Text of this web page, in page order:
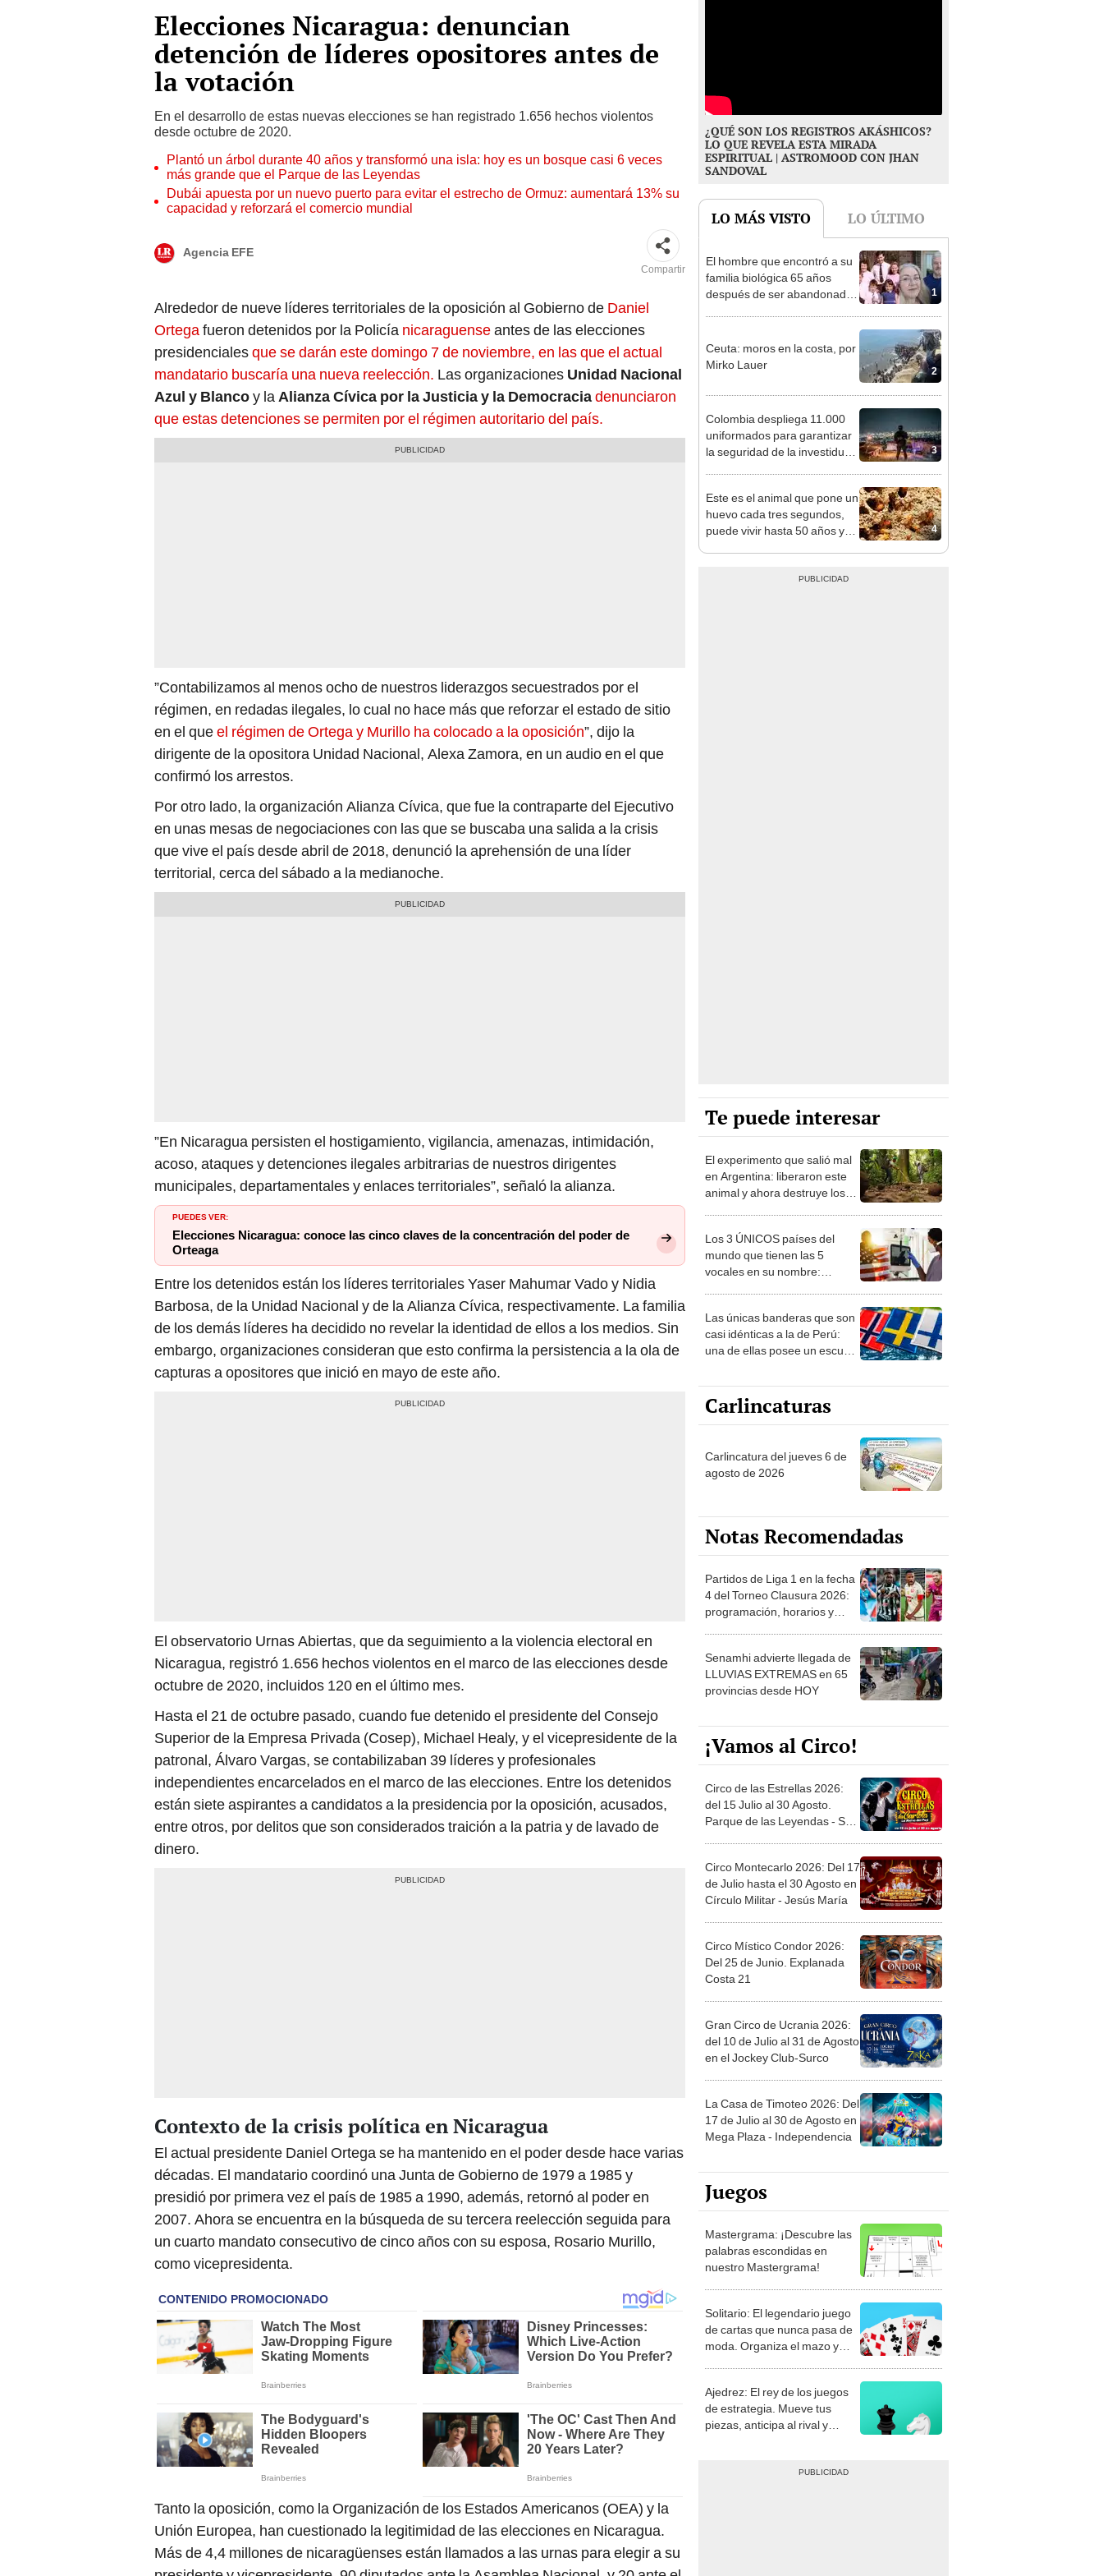
Elecciones Nicaragua: denuncian
detención de líderes opositores antes de
la votación
En el desarrollo de estas nuevas elecciones se han registrado 1.656 hechos violentos
desde octubre de 2020.
Plantó un árbol durante 40 años y transformó una isla: hoy es un bosque casi 6 veces
más grande que el Parque de las Leyendas
Dubái apuesta por un nuevo puerto para evitar el estrecho de Ormuz: aumentará 13% su
capacidad y reforzará el comercio mundial
Agencia EFE
Compartir
Alrededor de nueve líderes territoriales de la oposición al Gobierno de Daniel
Ortegafueron detenidos por la Policía nicaraguenseantes de las elecciones
presidencialesque se darán este domingo 7 de noviembre, en las que el actual
mandatario buscaría una nueva reelección. Las organizaciones Unidad Nacional
Azul y Blancoy la Alianza Cívica por la Justicia y la Democraciadenunciaron
que estas detenciones se permiten por el régimen autoritario del país.
”Contabilizamos al menos ocho de nuestros liderazgos secuestrados por el
régimen, en redadas ilegales, lo cual no hace más que reforzar el estado de sitio
en el queel régimen de Ortega y Murillo ha colocado a la oposición”, dijo la
dirigente de la opositora Unidad Nacional, Alexa Zamora, en un audio en el que
confirmó los arrestos.
Por otro lado, la organización Alianza Cívica, que fue la contraparte del Ejecutivo
en unas mesas de negociaciones con las que se buscaba una salida a la crisis
que vive el país desde abril de 2018, denunció la aprehensión de una líder
territorial, cerca del sábado a la medianoche.
”En Nicaragua persisten el hostigamiento, vigilancia, amenazas, intimidación,
acoso, ataques y detenciones ilegales arbitrarias de nuestros dirigentes
municipales, departamentales y enlaces territoriales”, señaló la alianza.
PUEDES VER:
Elecciones Nicaragua: conoce las cinco claves de la concentración del poder de
Orteaga
Entre los detenidos están los líderes territoriales Yaser Mahumar Vado y Nidia
Barbosa, de la Unidad Nacional y de la Alianza Cívica, respectivamente. La familia
de los demás líderes ha decidido no revelar la identidad de ellos a los medios. Sin
embargo, organizaciones consideran que esto confirma la persistencia a la ola de
capturas a opositores que inició en mayo de este año.
El observatorio Urnas Abiertas, que da seguimiento a la violencia electoral en
Nicaragua, registró 1.656 hechos violentos en el marco de las elecciones desde
octubre de 2020, incluidos 120 en el último mes.
Hasta el 21 de octubre pasado, cuando fue detenido el presidente del Consejo
Superior de la Empresa Privada (Cosep), Michael Healy, y el vicepresidente de la
patronal, Álvaro Vargas, se contabilizaban 39 líderes y profesionales
independientes encarcelados en el marco de las elecciones. Entre los detenidos
están siete aspirantes a candidatos a la presidencia por la oposición, acusados,
entre otros, por delitos que son considerados traición a la patria y de lavado de
dinero.
Contexto de la crisis política en Nicaragua
El actual presidente Daniel Ortega se ha mantenido en el poder desde hace varias
décadas. El mandatario coordinó una Junta de Gobierno de 1979 a 1985 y
presidió por primera vez el país de 1985 a 1990, además, retornó al poder en
2007. Ahora se encuentra en la búsqueda de su tercera reelección seguida para
un cuarto mandato consecutivo de cinco años con su esposa, Rosario Murillo,
como vicepresidenta.
Tanto la oposición, como la Organización de los Estados Americanos (OEA) y la
Unión Europea, han cuestionado la legitimidad de las elecciones en Nicaragua.
Más de 4,4 millones de nicaragüenses están llamados a las urnas para elegir a su
¿QUÉ SON LOS REGISTROS AKÁSHICOS?
LO QUE REVELA ESTA MIRADA
ESPIRITUAL | ASTROMOOD CON JHAN
SANDOVAL
LO MÁS VISTO LO ÚLTIMO
1
El hombre que encontró a su
familia biológica 65 años
después de ser abandonado:
2
Ceuta: moros en la costa, por
Mirko Lauer
3
Colombia despliega 11.000
uniformados para garantizar
la seguridad de la investidura
4
Este es el animal que pone un
huevo cada tres segundos,
puede vivir hasta 50 años y
Te puede interesar
El experimento que salió mal
en Argentina: liberaron este
animal y ahora destruye los
Los 3 ÚNICOS países del
mundo que tienen las 5
vocales en su nombre:
Las únicas banderas que son
casi idénticas a la de Perú:
una de ellas posee un escudo
Carlincaturas
Carlincatura del jueves 6 de
agosto de 2026
Notas Recomendadas
Partidos de Liga 1 en la fecha
4 del Torneo Clausura 2026:
programación, horarios y
Senamhi advierte llegada de
LLUVIAS EXTREMAS en 65
provincias desde HOY
¡Vamos al Circo!
Circo de las Estrellas 2026:
del 15 Julio al 30 Agosto.
Parque de las Leyendas - San
Circo Montecarlo 2026: Del 17
de Julio hasta el 30 Agosto en
Círculo Militar - Jesús María
Circo Místico Condor 2026:
Del 25 de Junio. Explanada
Costa 21
Gran Circo de Ucrania 2026:
del 10 de Julio al 31 de Agosto
en el Jockey Club-Surco
La Casa de Timoteo 2026: Del
17 de Julio al 30 de Agosto en
Mega Plaza - Independencia
Juegos
Mastergrama: ¡Descubre las
palabras escondidas en
nuestro Mastergrama!
Solitario: El legendario juego
de cartas que nunca pasa de
moda. Organiza el mazo y
Ajedrez: El rey de los juegos
de estrategia. Mueve tus
piezas, anticipa al rival y